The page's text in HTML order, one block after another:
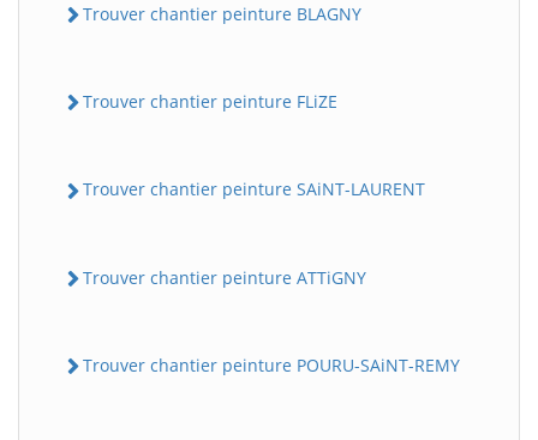
Trouver chantier peinture BLAGNY
Trouver chantier peinture FLiZE
Trouver chantier peinture SAiNT-LAURENT
Trouver chantier peinture ATTiGNY
Trouver chantier peinture POURU-SAiNT-REMY